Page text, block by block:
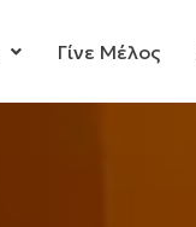
Γίνε Μέλος